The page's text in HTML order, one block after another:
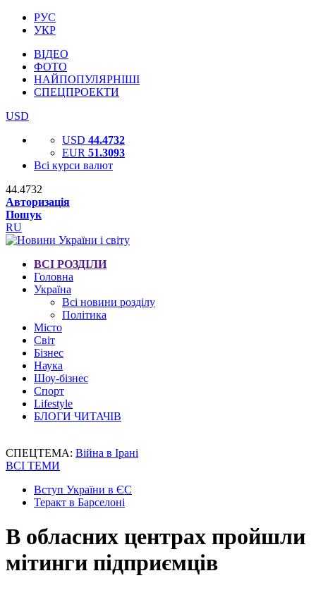
РУС
УКР
ВІДЕО
ФОТО
НАЙПОПУЛЯРНІШІ
СПЕЦПРОЕКТИ
USD
USD 44.4732
EUR 51.3093
Всі курси валют
44.4732
Авторизація
Пошук
RU
ВСІ РОЗДІЛИ
Головна
Україна
Всі новини розділу
Політика
Місто
Світ
Бізнес
Наука
Шоу-бізнес
Спорт
Lifestyle
БЛОГИ ЧИТАЧІВ
СПЕЦТЕМА: Війна в Ірані
ВСІ ТЕМИ
Вступ України в ЄС
Теракт в Барселоні
В обласних центрах пройшли
мітинги підприємців